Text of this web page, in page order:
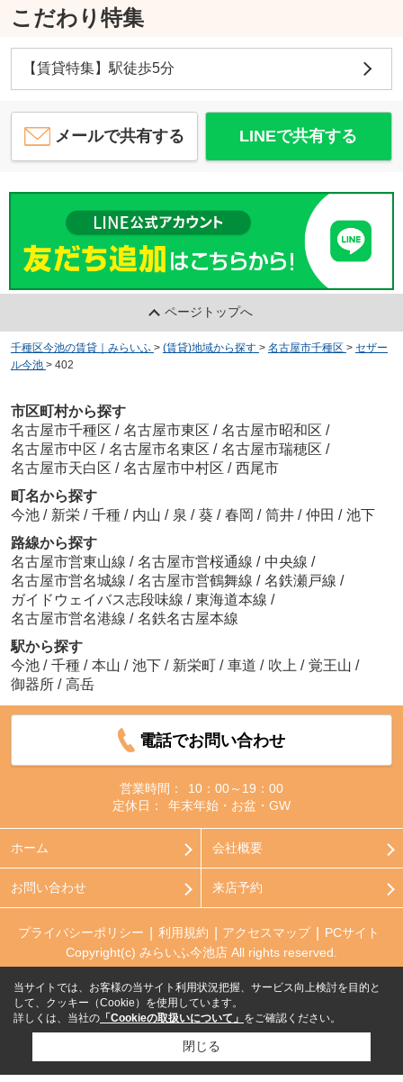
こだわり特集
【賃貸特集】駅徒歩5分
メールで共有する LINEで共有する
ページトップへ
千種区今池の賃貸｜みらいふ > (賃貸)地域から探す > 名古屋市千種区 > セザー
ル今池 > 402
市区町村から探す
名古屋市千種区 / 名古屋市東区 / 名古屋市昭和区 /
名古屋市中区 / 名古屋市名東区 / 名古屋市瑞穂区 /
名古屋市天白区 / 名古屋市中村区 / 西尾市
町名から探す
今池 / 新栄 / 千種 / 内山 / 泉 / 葵 / 春岡 / 筒井 / 仲田 / 池下
路線から探す
名古屋市営東山線 / 名古屋市営桜通線 / 中央線 /
名古屋市営名城線 / 名古屋市営鶴舞線 / 名鉄瀬戸線 /
ガイドウェイバス志段味線 / 東海道本線 /
名古屋市営名港線 / 名鉄名古屋本線
駅から探す
今池 / 千種 / 本山 / 池下 / 新栄町 / 車道 / 吹上 / 覚王山 /
御器所 / 高岳
電話でお問い合わせ
営業時間：
10：00～19：00
定休日：
年末年始・お盆・GW
ホーム 会社概要
お問い合わせ 来店予約
プライバシーポリシー 利用規約 アクセスマップ
PCサイト
Copyright(c) みらいふ今池店 All rights reserved.
当サイトでは、お客様の当サイト利用状況把握、サービス向上検討を目的と
して、クッキー（Cookie）を使用しています。
詳しくは、当社の 「Cookieの取扱いについて」 をご確認ください。
閉じる